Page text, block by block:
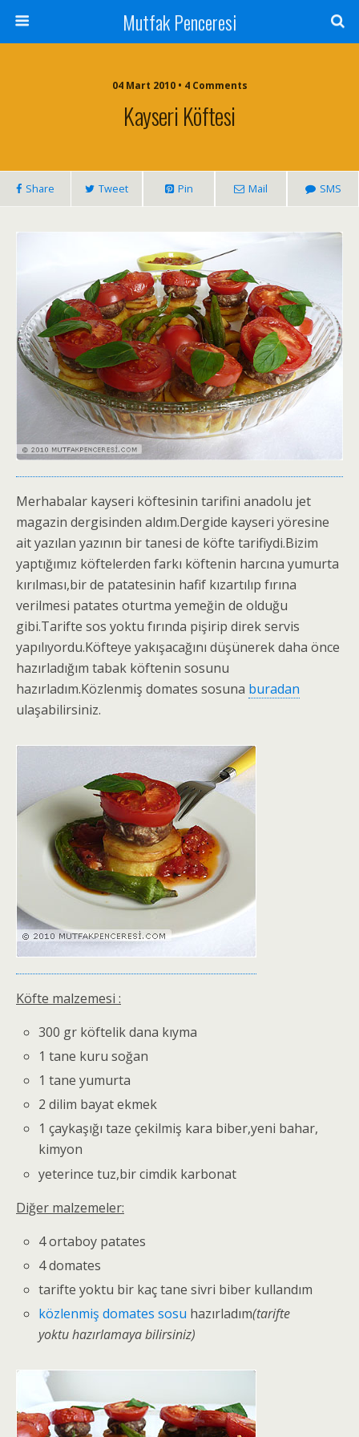
Mutfak Penceresi
04 Mart 2010 • 4 Comments
Kayseri Köftesi
Share Tweet Pin Mail SMS
Merhabalar kayseri köftesinin tarifini anadolu jet
magazin dergisinden aldım.Dergide kayseri yöresine
ait yazılan yazının bir tanesi de köfte tarifiydi.Bizim
yaptığımız köftelerden farkı köftenin harcına yumurta
kırılması,bir de patatesinin hafif kızartılıp fırına
verilmesi patates oturtma yemeğin de olduğu
gibi.Tarifte sos yoktu fırında pişirip direk servis
yapılıyordu.Köfteye yakışacağını düşünerek daha önce
hazırladığım tabak köftenin sosunu
hazırladım.Közlenmiş domates sosuna buradan
ulaşabilirsiniz.
Köfte malzemesi :
300 gr köftelik dana kıyma
1 tane kuru soğan
1 tane yumurta
2 dilim bayat ekmek
1 çaykaşığı taze çekilmiş kara biber,yeni bahar,
kimyon
yeterince tuz,bir cimdik karbonat
Diğer malzemeler:
4 ortaboy patates
4 domates
tarifte yoktu bir kaç tane sivri biber kullandım
közlenmiş domates sosu hazırladım(tarifte
yoktu hazırlamaya bilirsiniz)